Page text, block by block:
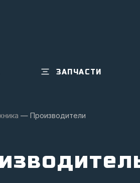
ЗАПЧАСТИ
— Производители